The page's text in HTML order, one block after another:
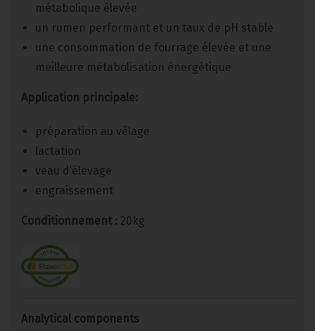
métabolique élevée
un rumen performant et un taux de pH stable
une consommation de fourrage élevée et une
meilleure métabolisation énergétique
Application principale:
préparation au vêlage
lactation
veau d’élevage
engraissement
Conditionnement : 20kg
Analytical components